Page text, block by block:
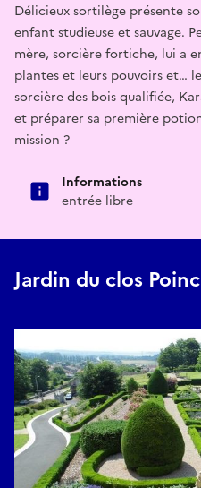
Délicieux sortilège présente
enfant studieuse et sauvage.
mère, sorcière fortiche, lui a
plantes et leurs pouvoirs et…
sorcière des bois qualifiée,
et préparer sa première
mission ?
Informations
entrée libre
Jardin du clos